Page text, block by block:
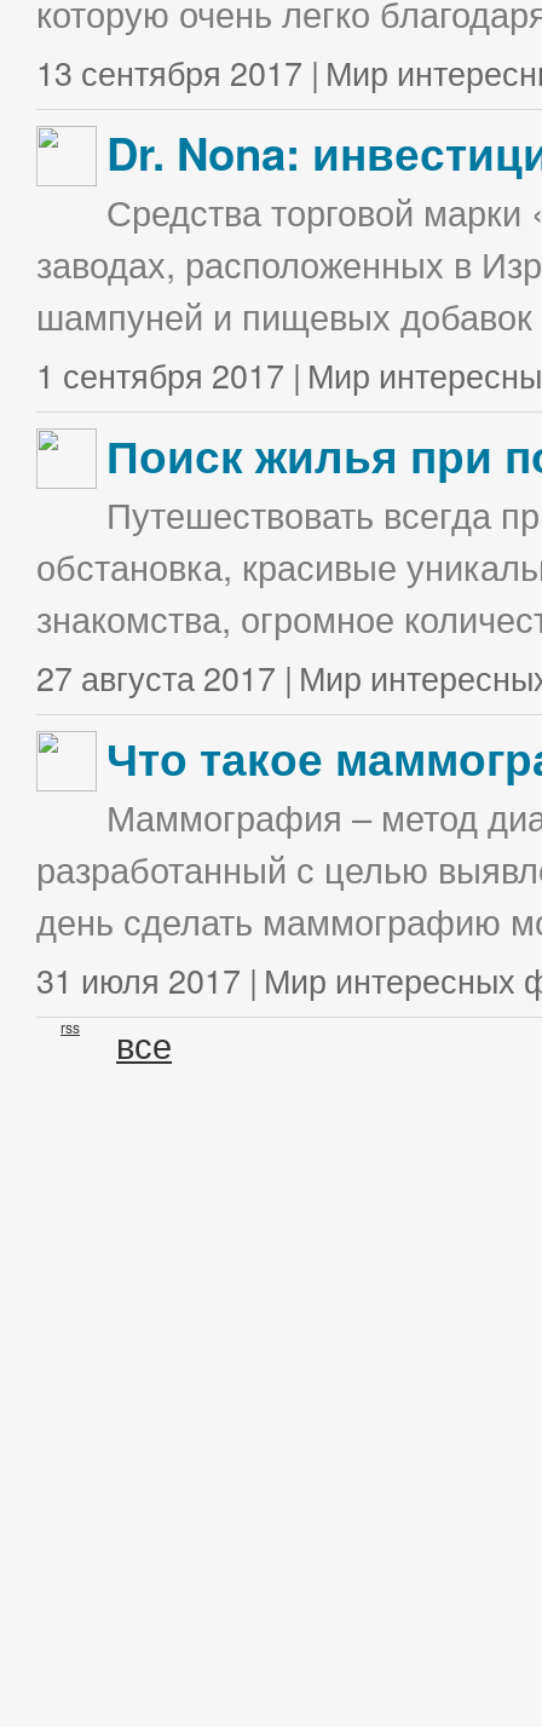
которую очень легко
13 сентября 2017 | Мир
Dr. Nona:
Средства торговой
заводах, расположенных в
шампуней и пищевых
1 сентября 2017 | Мир
Поиск жилья при
Путешествовать всегда
обстановка, красивые
знакомства, огромное
27 августа 2017 | Мир
Что такое
Маммография – метод
разработанный с целью
день сделать маммографию
31 июля 2017 | Мир интересных
rss все